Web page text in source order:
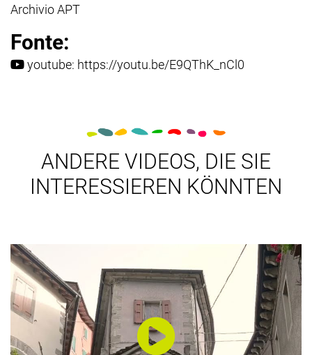
Archivio APT
Fonte:
youtube: https://youtu.be/E9QThK_nCl0
ANDERE VIDEOS, DIE SIE
INTERESSIEREN KÖNNTEN